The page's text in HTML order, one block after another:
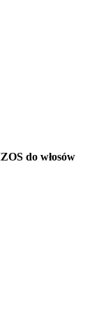
do włosów